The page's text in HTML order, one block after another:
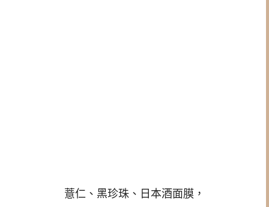
薏仁、黑珍珠、日本酒面膜，